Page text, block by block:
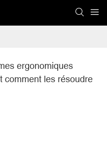
ergonomiques
comment les résoudre